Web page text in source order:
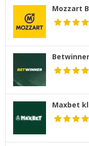
Mozzart
Maxbet